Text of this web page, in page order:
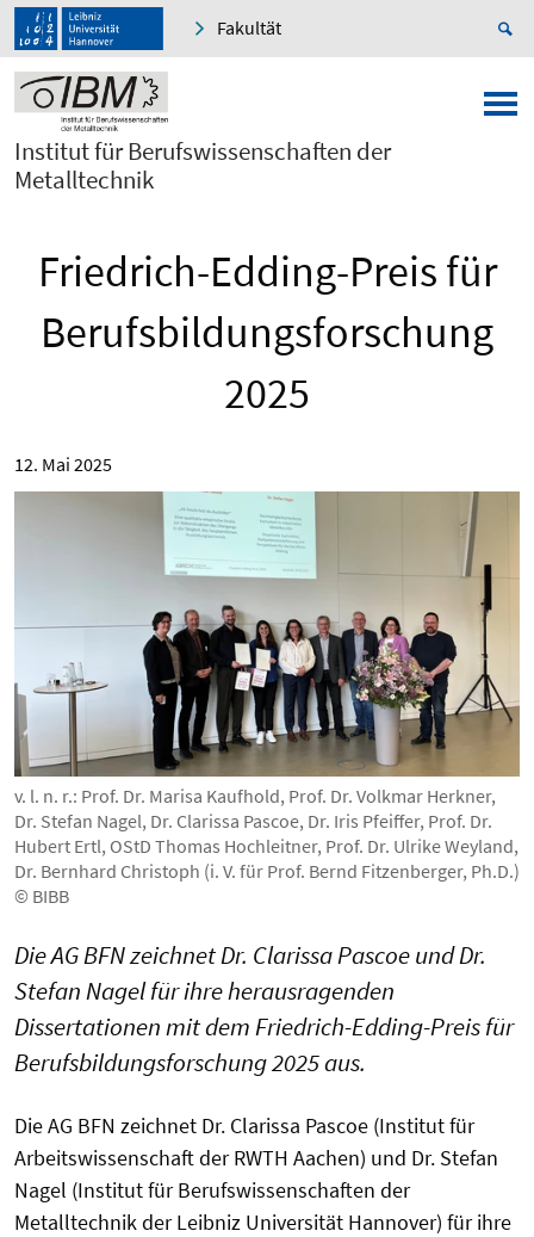
Fakultät
Institut für Berufswissenschaften der
Metalltechnik
Friedrich-Edding-Preis für
Berufsbildungsforschung
2025
12. Mai 2025
v. l. n. r.: Prof. Dr. Marisa Kaufhold, Prof. Dr. Volkmar Herkner,
Dr. Stefan Nagel, Dr. Clarissa Pascoe, Dr. Iris Pfeiffer, Prof. Dr.
Hubert Ertl, OStD Thomas Hochleitner, Prof. Dr. Ulrike Weyland,
Dr. Bernhard Christoph (i. V. für Prof. Bernd Fitzenberger, Ph.D.)
© BIBB
Die AG BFN zeichnet Dr. Clarissa Pascoe und Dr.
Stefan Nagel für ihre herausragenden
Dissertationen mit dem Friedrich-Edding-Preis für
Berufsbildungsforschung 2025 aus.
Die AG BFN zeichnet Dr. Clarissa Pascoe (Institut für
Arbeitswissenschaft der RWTH Aachen) und Dr. Stefan
Nagel (Institut für Berufswissenschaften der
Metalltechnik der Leibniz Universität Hannover) für ihre